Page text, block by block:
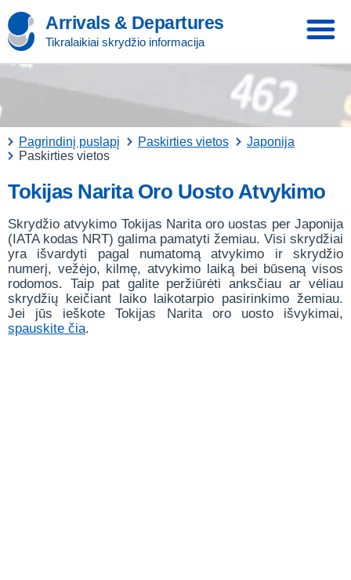
Arrivals & Departures
Tikralaikiai skrydžio informacija
Pagrindinį puslapį Paskirties vietos
Japonija
Paskirties vietos
Tokijas Narita Oro Uosto Atvykimo
Skrydžio atvykimo Tokijas Narita oro uostas per Japonija
(IATA kodas NRT) galima pamatyti žemiau. Visi skrydžiai
yra išvardyti pagal numatomą atvykimo ir skrydžio
numerį, vežėjo, kilmę, atvykimo laiką bei būseną visos
rodomos. Taip pat galite peržiūrėti anksčiau ar vėliau
skrydžių keičiant laiko laikotarpio pasirinkimo žemiau.
Jei jūs ieškote Tokijas Narita oro uosto išvykimai,
spauskite čia.